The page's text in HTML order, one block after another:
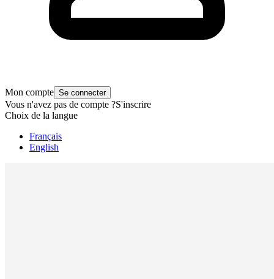
Mon compte Se connecter
Vous n'avez pas de compte ?S'inscrire
Choix de la langue
Français
English